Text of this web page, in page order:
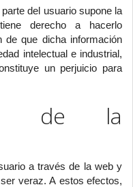
del usuario supone la
derecho a hacerlo
de que dicha información
intelectual e industrial,
un perjuicio para
de la
a través de la web y
veraz. A estos efectos,